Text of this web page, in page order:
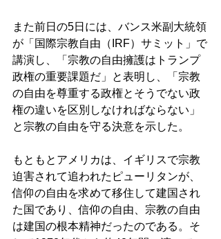
また前日の5日には、バンス米副大統領
が「国際宗教自由（IRF）サミット」で
講演し、「宗教の自由擁護はトランプ
政権の重要課題だ」と表明し、「宗教
の自由を尊重する政権とそうでない政
権の違いを区別しなければならない」
と宗教の自由を守る決意を示した。
もともとアメリカは、イギリスで宗教
迫害されて追われたピューリタンが、
信仰の自由を求めて移住して建国され
た国であり、信仰の自由、宗教の自由
は建国の根本精神だったのである。そ